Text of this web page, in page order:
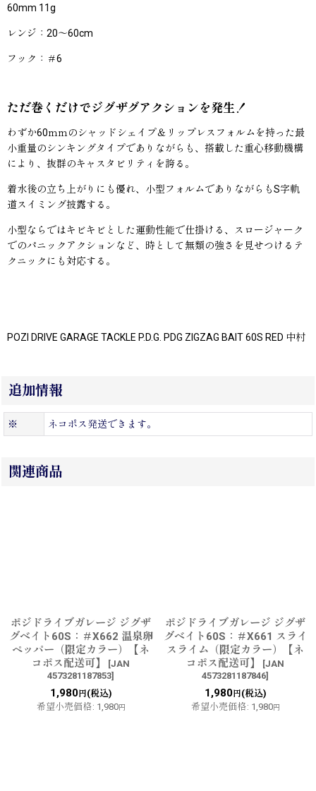
60mm 11g
レンジ：20〜60cm
フック：＃6
ただ巻くだけでジグザグアクションを発生！
わずか60ｍｍのシャッドシェイプ＆リップレスフォルムを持った最
小重量のシンキングタイプでありながらも、搭載した重心移動機構
により、抜群のキャスタビリティを誇る。
着水後の立ち上がりにも優れ、小型フォルムでありながらもS字軌
道スイミング披露する。
小型ならではキビキビとした運動性能で仕掛ける、スロージャーク
でのパニックアクションなど、時として無類の強さを見せつけるテ
クニックにも対応する。
POZI DRIVE GARAGE TACKLE P.D.G. PDG ZIGZAG BAIT 60S RED 中村
追加情報
※ ネコポス発送できます。
関連商品
ポジドライブガレージ ジグザ
グベイト60S：＃X662 温泉卵
ペッパー（限定カラー）【ネ
コポス配送可】
[JAN
4573281187853]
1,980円(税込)
希望小売価格: 1,980円
ポジドライブガレージ ジグザ
グベイト60S：＃X661 スライ
スライム（限定カラー）【ネ
コポス配送可】
[JAN
4573281187846]
1,980円(税込)
希望小売価格: 1,980円